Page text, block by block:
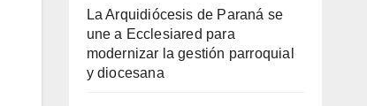
La Arquidiócesis de Paraná se
une a Ecclesiared para
modernizar la gestión parroquial
y diocesana